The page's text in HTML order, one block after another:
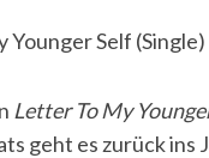
Younger Self (Single)
Letter To My
geht es zurück ins